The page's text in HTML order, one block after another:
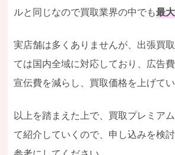
ルと同じなので買取業界の中でも最
実店舗は多くありませんが、出張買
ては国内全域に対応しており、広告
宣伝費を減らし、買取価格を上げてい
以上を踏まえた上で、買取プレミア
て紹介していくので、申し込みを検